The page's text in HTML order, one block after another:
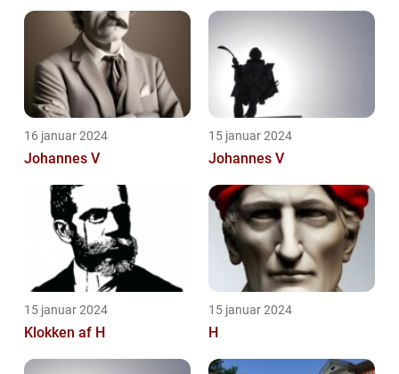
16 januar 2024
Johannes V
15 januar 2024
Johannes V
15 januar 2024
Klokken af H
15 januar 2024
H